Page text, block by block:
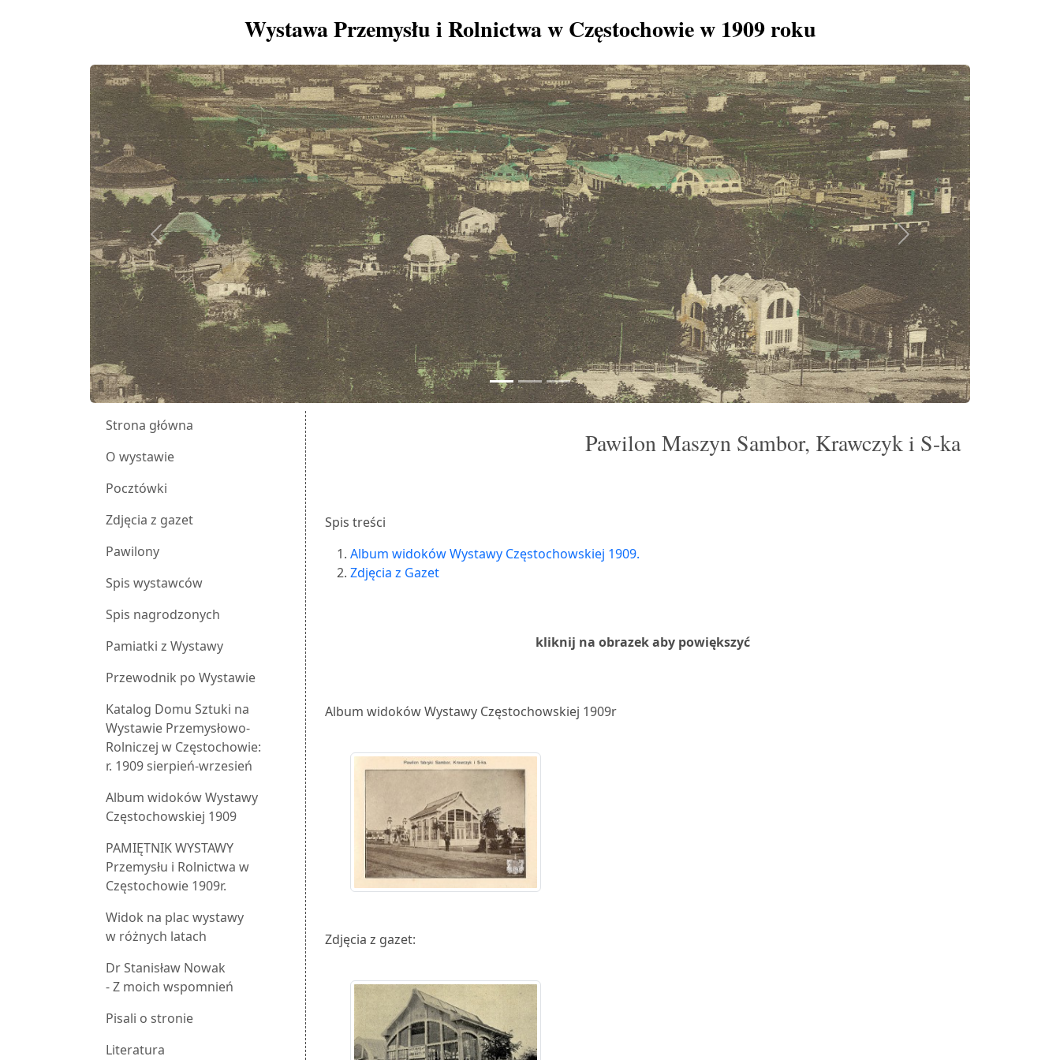
Wystawa Przemysłu i Rolnictwa w Częstochowie w 1909 roku
Previous Next
Strona główna
O wystawie
Pocztówki
Zdjęcia z gazet
Pawilony
Spis wystawców
Spis nagrodzonych
Pamiatki z Wystawy
Przewodnik po Wystawie
Katalog Domu Sztuki na
Wystawie Przemysłowo-
Rolniczej w Częstochowie:
r. 1909 sierpień-wrzesień
Album widoków Wystawy
Częstochowskiej 1909
PAMIĘTNIK WYSTAWY
Przemysłu i Rolnictwa w
Częstochowie 1909r.
Widok na plac wystawy
w różnych latach
Dr Stanisław Nowak
- Z moich wspomnień
Pisali o stronie
Literatura
Pawilon Maszyn Sambor, Krawczyk i S-ka
Spis treści
Album widoków Wystawy Częstochowskiej 1909.
Zdjęcia z Gazet
kliknij na obrazek aby powiększyć
Album widoków Wystawy Częstochowskiej 1909r
Zdjęcia z gazet: